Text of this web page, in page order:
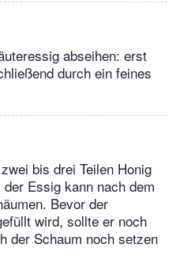
abseihen: erst
durch ein feines
bis drei Teilen Honig
Essig kann nach dem
Bevor der
wird, sollte er noch
der Schaum noch setzen